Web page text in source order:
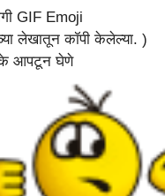
GIF Emoji
लेखातून कॉपी केलेल्या. )
आपटून घेणे